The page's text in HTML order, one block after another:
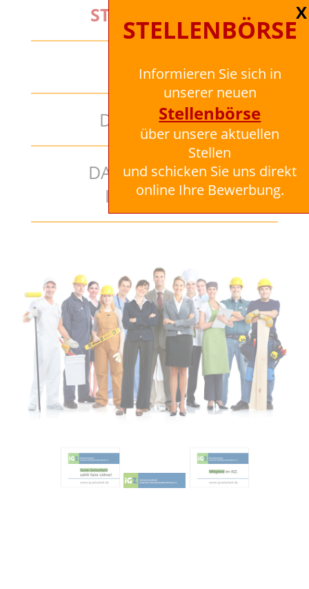
X
STELLENBÖRSE
Informieren Sie sich in
unserer neuen
Stellenbörse
über unsere aktuellen
Stellen
und schicken Sie uns direkt
online Ihre Bewerbung.
STELLENBÖRSE
KONTAKT
DOWNLOADS
DATENSCHUTZ /
IMPRESSUM